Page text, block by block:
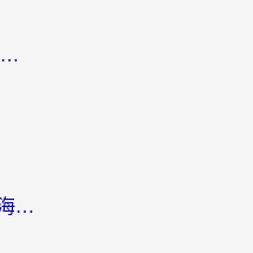
马来西亚留学生回国VPN怎么选？3个避坑点+1款实测好用的加速器推荐
Sky光·遇在国外怎么加速玩？海外党亲测有效的国服游戏加速指南